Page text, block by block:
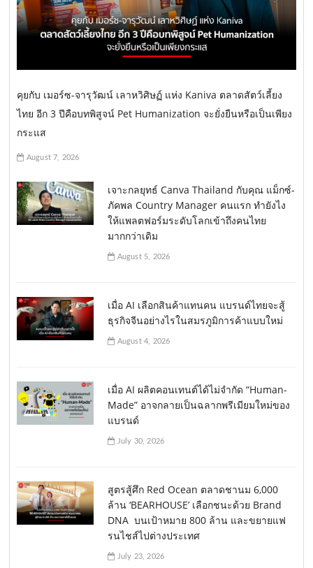
คุยกับ เมอร์ซ-จารุวัฒน์ เลาหวิศิษฏ์ แห่ง Kaniva ตลาดสัตว์เลี้ยง
ไทย อีก 3 ปีคือบทพิสูจน์ Pet Humanization จะยั่งยืนหรือเป็นเพียง
กระแส
August 7, 2026
เจาะกลยุทธ์ Canva Thailand กับคุณ แม็กซ์-
ภัคพล Country Manager คนแรก ทำยังไง
ให้แพลตฟอร์มระดับโลกเข้าถึงคนไทย
มากกว่าเดิม
August 5, 2026
เมื่อ AI เลือกสินค้าแทนคน แบรนด์ไทยจะสู้
ธุรกิจจีนอย่างไรในสมรภูมิการค้าแบบใหม่
August 4, 2026
เมื่อ AI ผลิตคอนเทนต์ได้ไม่จำกัด “Human-
Made” อาจกลายเป็นฉลากพรีเมียมใหม่ของ
แบรนด์
July 30, 2026
สูตรสู้ศึก Red Ocean ตลาดชานม 6,000
ล้าน ‘BEARHOUSE’ เลือกชนะด้วย Brand
DNA บนเป้าหมาย 800 ล้าน และขยายแฟ
รนไชส์ไปต่างประเทศ
July 23, 2026